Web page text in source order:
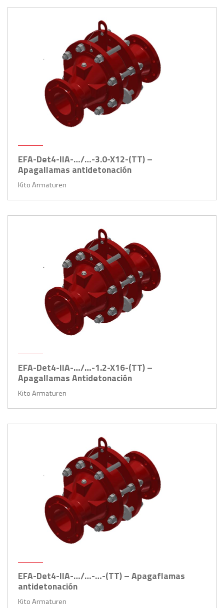
EFA-Det4-IIA-…/…-3.0-X12-(TT) –
Apagallamas antidetonación
Kito Armaturen
EFA-Det4-IIA-…/…-1.2-X16-(TT) –
Apagallamas Antidetonación
Kito Armaturen
EFA-Det4-IIA-…/…-…-(TT) – Apagaflamas
antidetonación
Kito Armaturen